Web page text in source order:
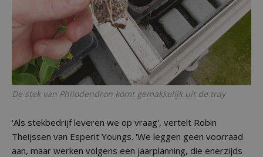
De stek van Philodendron komt gemakkelijk uit de tray
'Als stekbedrijf leveren we op vraag', vertelt Robin
Theijssen van Esperit Youngs. 'We leggen geen voorraad
aan, maar werken volgens een jaarplanning, die enerzijds